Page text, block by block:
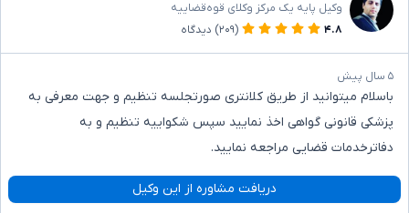
وکیل پایه یک مرکز وکلای قوه‌قضاییه
۴.۸
(۲۰۹) دیدگاه
۵ سال پیش
باسلام میتوانید از طریق کلانتری صورتجلسه تنظیم و جهت معرفی به
پزشکی قانونی گواهی اخذ نمایید سپس شکواییه تنظیم و به
دفاترخدمات قضایی مراجعه نمایید.
دریافت مشاوره از این وکیل